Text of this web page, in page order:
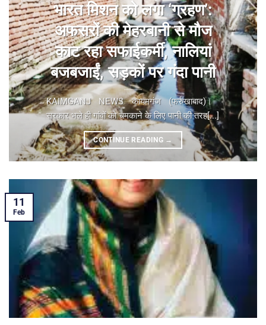
भारत मिशन को लगा ‘ग्रहण’:
अफसरों की मेहरबानी से मौज
काट रहा सफाईकर्मी, नालियां
बजबजाईं, सड़कों पर गंदा पानी
KAIMGANJ NEWS कायमगंज (फर्रुखाबाद)। ​
सरकार भले ही गांवों को चमकाने के लिए पानी की तरह[...]
CONTINUE READING →
11
Feb